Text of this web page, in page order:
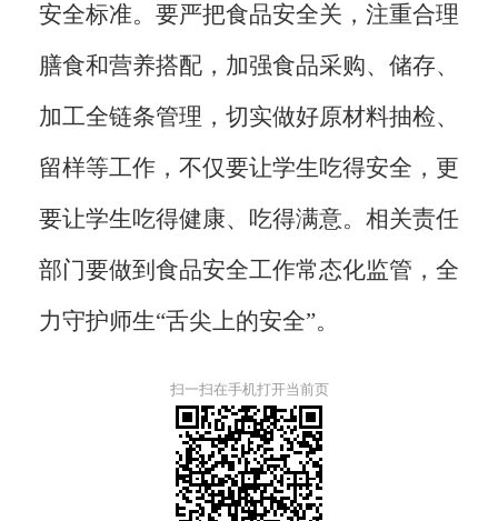
安全标准。要严把食品安全关，注重合理
膳食和营养搭配，加强食品采购、储存、
加工全链条管理，切实做好原材料抽检、
留样等工作，不仅要让学生吃得安全，更
要让学生吃得健康、吃得满意。相关责任
部门要做到食品安全工作常态化监管，全
力守护师生“舌尖上的安全”。
扫一扫在手机打开当前页